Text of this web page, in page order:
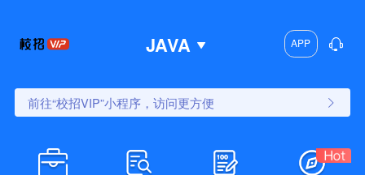
JAVA APP
前往“校招VIP”小程序，访问更方便